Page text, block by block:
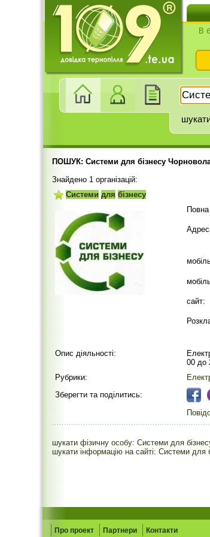
В
ПОШУК: Системи для бізнесу Чорновола
Знайдено 1 організацій:
Системи для бізнесу
сайт:
Опис діяльності:
00 до
Рубрики:
Зберегти та поділитись:
шукати фізичну особу: Системи для
шукати інформацію на сайті: Системи для
Про проект Партнери Контакти